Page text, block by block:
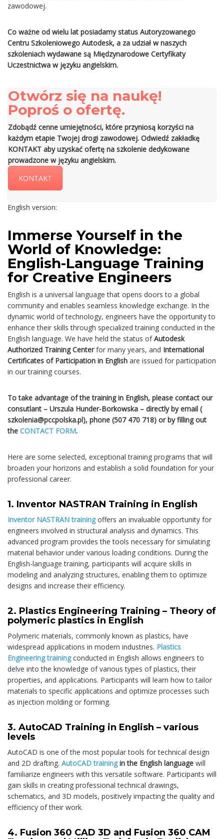
zawodowej.
Co ważne od wielu lat posiadamy status Autoryzowanego
Centru Szkoleniowego Autodesk, a za udział w naszych
szkoleniach wydawane są Międzynarodowe Certyfikaty
Uczestnictwa w języku angielskim.
Otwórz się na naukę!
Poproś o ofertę.
Zdobądź cenne umiejętności, które przyniosą korzyści na
każdym etapie Twojej drogi zawodowej. Odwiedź zakładkę
KONTAKT aby uzyskać ofertę na szkolenie dedykowane
prowadzone w języku angielskim.
KONTAKT
English version:
Immerse Yourself in the
World of Knowledge:
English-Language Training
for Creative Engineers
English is a universal language that opens doors to a global
community and enables seamless knowledge exchange. In the
dynamic world of technology, engineers have the opportunity to
enhance their skills through specialized training conducted in the
English language. We have held the status ofAutodesk
Authorized Training Centerfor many years, and International
Certificates of Participation in English are issued for participation
in our training courses.
To take advantage of the training in English, please contact our
consutlant – Urszula Hunder-Borkowska – directly by email (
szkolenia@pccpolska.pl), phone (507 470 718) or by filling out
the CONTACT FORM.
Here are some selected, exceptional training programs that will
broaden your horizons and establish a solid foundation for your
professional career.
1. Inventor NASTRAN Training in English
Inventor NASTRAN trainingoffers an invaluable opportunity for
engineers involved in structural analysis and dynamics. This
advanced program provides the tools necessary for simulating
material behavior under various loading conditions. During the
English-language training, participants will acquire skills in
modeling and analyzing structures, enabling them to optimize
designs and increase their efficiency.
2. Plastics Engineering Training – Theory of
polymeric plastics in English
Polymeric materials, commonly known as plastics, have
widespread applications in modern industries. Plastics
Engineering trainingconducted in English allows engineers to
delve into the knowledge of various types of plastics, their
properties, and applications. Participants will learn how to tailor
materials to specific applications and optimize processes such
as injection molding or forming.
3. AutoCAD Training in English – various
levels
AutoCAD is one of the most popular tools for technical design
and 2D drafting. AutoCAD training in the English language will
familiarize engineers with this versatile software. Participants will
gain skills in creating professional technical drawings,
schematics, and 3D models, positively impacting the quality and
efficiency of their work.
4. Fusion 360 CAD 3D and Fusion 360 CAM